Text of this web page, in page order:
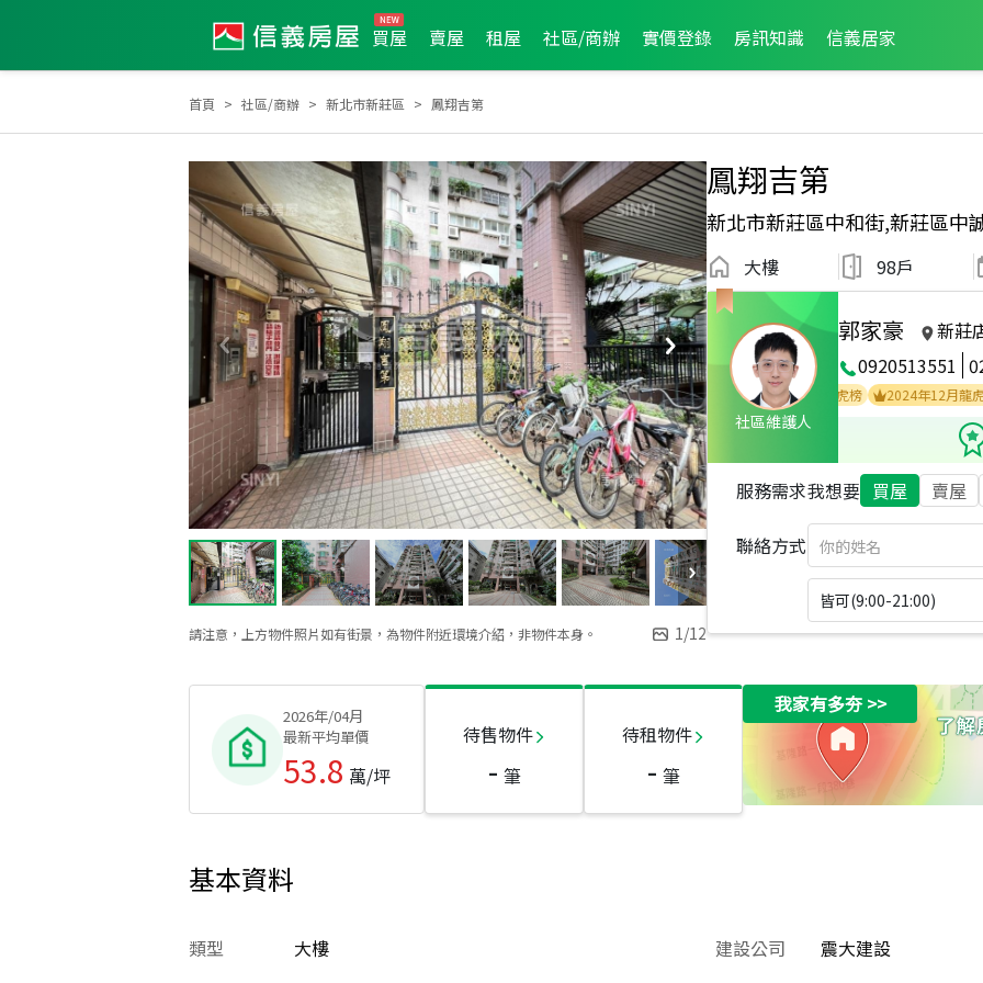
買屋 賣屋 租屋 社區/商辦 實價登錄 房訊知識 信義居家
首頁 社區/商辦 新北市新莊區 鳳翔吉第
請注意，上方物件照片如有街景，為物件附近環境介紹，非物件本身。 1/12
鳳翔吉第
新北市新莊區中和街,新莊區中
大樓 98戶
社區維護人
郭家豪
新莊
0920513551
2025年12月區業績TOP3 2025年12月區成件TOP3 2025年12月業績破百萬經紀人員 2025年12月龍虎榜 2024年12月龍虎榜
服務需求我想要 買屋 賣屋
聯絡方式
皆可(9:00-21:00)
2026年/04月
最新平均單價
53.8 萬/坪
待售物件
- 筆
待租物件
- 筆
我家有多夯>>
基本資料
類型 大樓 建設公司 震大建設